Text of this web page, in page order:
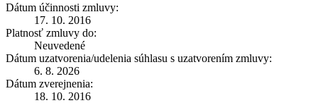
Dátum účinnosti zmluvy:
17. 10. 2016
Platnosť zmluvy do:
Neuvedené
Dátum uzatvorenia/udelenia súhlasu s uzatvorením zmluvy:
6. 8. 2026
Dátum zverejnenia:
18. 10. 2016